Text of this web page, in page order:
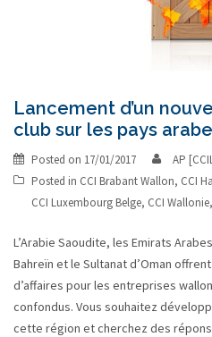
Lancement d’un
club sur les pays
Posted on 17/01/2017
AP
Posted in CCI Brabant Wallon, CCI
CCI Luxembourg Belge, CCI Wallonie,
L’Arabie Saoudite, les Emirats
Bahreïn et le Sultanat d’Oman
d’affaires pour les entreprises
confondus. Vous souhaitez
cette région et cherchez des